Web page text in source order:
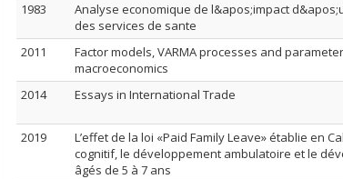
1983
Analyse economique de l&apos;impact
des services de sante
2011
Factor models, VARMA processes and
macroeconomics
2014
Essays in International Trade
2019
L’effet de la loi «Paid Family Leave» établie en
cognitif, le développement ambulatoire et le
âgés de 5 à 7 ans